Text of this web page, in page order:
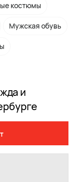
костюмы
Мужская обувь
и